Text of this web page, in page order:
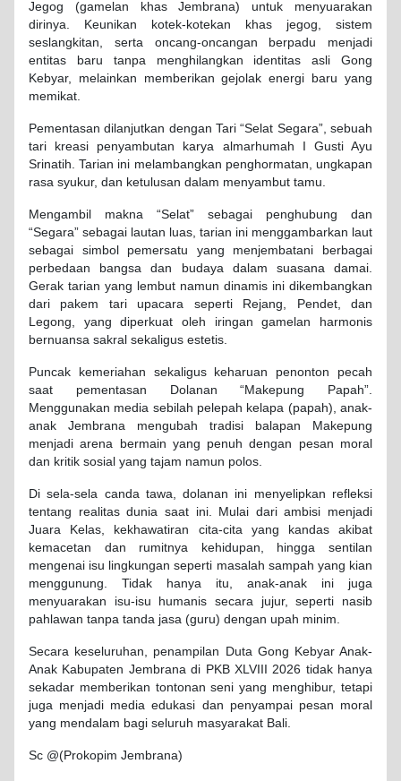
Jegog (gamelan khas Jembrana) untuk menyuarakan
dirinya. Keunikan kotek-kotekan khas jegog, sistem
seslangkitan, serta oncang-oncangan berpadu menjadi
entitas baru tanpa menghilangkan identitas asli Gong
Kebyar, melainkan memberikan gejolak energi baru yang
memikat.
Pementasan dilanjutkan dengan Tari “Selat Segara”, sebuah
tari kreasi penyambutan karya almarhumah I Gusti Ayu
Srinatih. Tarian ini melambangkan penghormatan, ungkapan
rasa syukur, dan ketulusan dalam menyambut tamu.
Mengambil makna “Selat” sebagai penghubung dan
“Segara” sebagai lautan luas, tarian ini menggambarkan laut
sebagai simbol pemersatu yang menjembatani berbagai
perbedaan bangsa dan budaya dalam suasana damai.
Gerak tarian yang lembut namun dinamis ini dikembangkan
dari pakem tari upacara seperti Rejang, Pendet, dan
Legong, yang diperkuat oleh iringan gamelan harmonis
bernuansa sakral sekaligus estetis.
Puncak kemeriahan sekaligus keharuan penonton pecah
saat pementasan Dolanan “Makepung Papah”.
Menggunakan media sebilah pelepah kelapa (papah), anak-
anak Jembrana mengubah tradisi balapan Makepung
menjadi arena bermain yang penuh dengan pesan moral
dan kritik sosial yang tajam namun polos.
Di sela-sela canda tawa, dolanan ini menyelipkan refleksi
tentang realitas dunia saat ini. Mulai dari ambisi menjadi
Juara Kelas, kekhawatiran cita-cita yang kandas akibat
kemacetan dan rumitnya kehidupan, hingga sentilan
mengenai isu lingkungan seperti masalah sampah yang kian
menggunung. Tidak hanya itu, anak-anak ini juga
menyuarakan isu-isu humanis secara jujur, seperti nasib
pahlawan tanpa tanda jasa (guru) dengan upah minim.
Secara keseluruhan, penampilan Duta Gong Kebyar Anak-
Anak Kabupaten Jembrana di PKB XLVIII 2026 tidak hanya
sekadar memberikan tontonan seni yang menghibur, tetapi
juga menjadi media edukasi dan penyampai pesan moral
yang mendalam bagi seluruh masyarakat Bali.
Sc @(Prokopim Jembrana)